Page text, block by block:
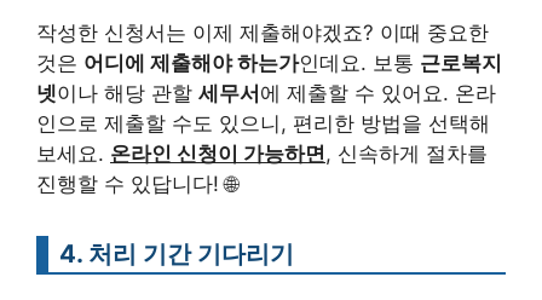
작성한 신청서는 이제 제출해야겠죠? 이때 중요한
것은 어디에 제출해야 하는가인데요. 보통 근로복지
넷이나 해당 관할 세무서 에 제출할 수 있어요. 온라
인으로 제출할 수도 있으니, 편리한 방법을 선택해
보세요. 온라인 신청이 가능하면, 신속하게 절차를
진행할 수 있답니다! 🌐
4. 처리 기간 기다리기